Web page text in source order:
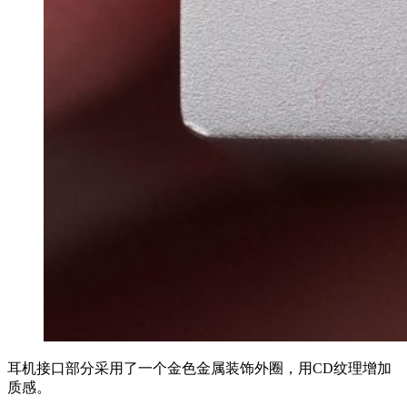
耳机接口部分采用了一个金色金属装饰外圈，用CD纹理增加
质感。